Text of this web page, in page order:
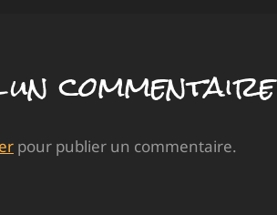
commentaire
pour publier un commentaire.